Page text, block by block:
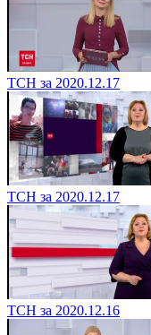
ТСН за 2020.12.17
ТСН за 2020.12.17
ТСН за 2020.12.16